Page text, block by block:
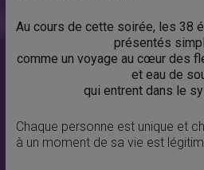
Au cours de cette soirée, les 38
présentés
comme un voyage au cœur des
et eau de
qui entrent dans le
Chaque personne est unique et
à un moment de sa vie est